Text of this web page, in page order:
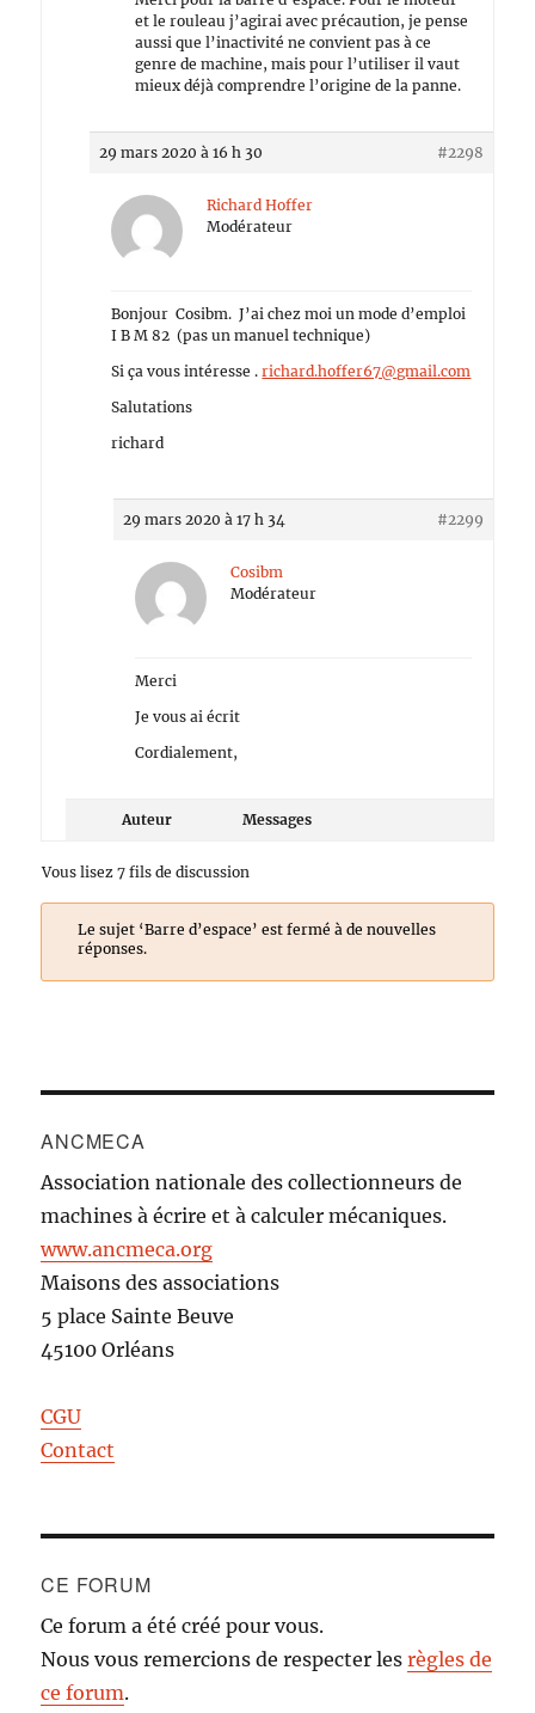
et le rouleau j’agirai avec précaution, je pense
aussi que l’inactivité ne convient pas à ce
genre de machine, mais pour l’utiliser il vaut
mieux déjà comprendre l’origine de la panne.
29 mars 2020 à 16 h 30 #2298
Richard Hoffer
Modérateur
Bonjour Cosibm. J’ai chez moi un mode d’emploi
I B M 82 (pas un manuel technique)
Si ça vous intéresse .richard.hoffer67@gmail.com
Salutations
richard
29 mars 2020 à 17 h 34 #2299
Cosibm
Modérateur
Merci
Je vous ai écrit
Cordialement,
Auteur Messages
Vous lisez 7 fils de discussion
Le sujet ‘Barre d’espace’ est fermé à de nouvelles
réponses.
ANCMECA
Association nationale des collectionneurs de
machines à écrire et à calculer mécaniques.
www.ancmeca.org
Maisons des associations
5 place Sainte Beuve
45100 Orléans
CGU
Contact
CE FORUM
Ce forum a été créé pour vous.
Nous vous remercions de respecter lesrègles de
ce forum.